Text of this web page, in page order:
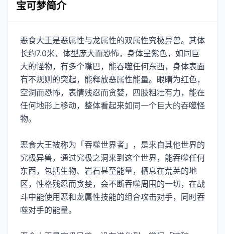
宝可梦简介
恶食大王是恶属性与龙属性的双属性究极异兽。其体
长约7.0米，体型庞大而恐怖，身体呈紫色，如同巨
大的怪物，有多个嘴巴，能吞噬任何东西，身体表面
有不规则的突起，能释放恶属性能量。眼睛为红色，
空洞而恐怖，表情残忍而贪婪，四肢粗壮有力，能在
任何地形上移动，整体看起来如同一个巨大的吞噬怪
物。
恶食大王被称为「吞噬世界者」，是来自其他世界的
究极异兽，通过究极之洞来到这个世界，能吞噬任何
东西，包括生物、岩石甚至能量，栖息在荒芜的地
区，性格残忍而贪婪，会不断吞噬周围的一切，在战
斗中能使用恶和龙属性技能的组合攻击对手，同时吞
噬对手的能量。